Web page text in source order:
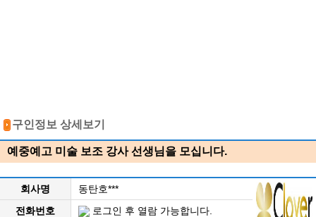
구인정보 상세보기
예중예고 미술 보조 강사 선생님을 모십니다.
회사명
동탄호***
전화번호
로그인 후 열람 가능합니다.